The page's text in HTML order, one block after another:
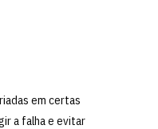
em certas
a falha e evitar